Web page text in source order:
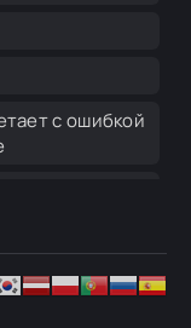
с ошибкой